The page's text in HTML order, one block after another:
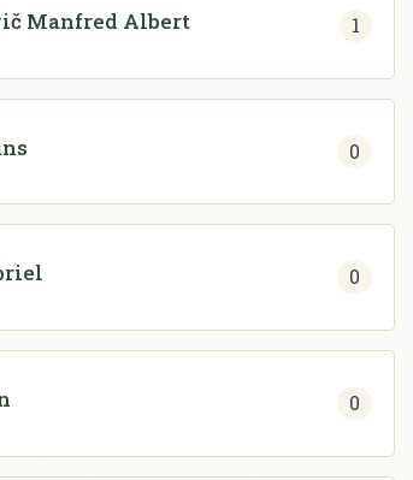
Manfred Albert 1
0
0
0